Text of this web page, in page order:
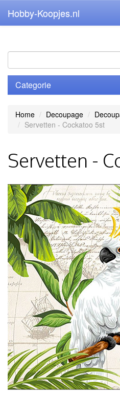
Hobby-Koopjes.nl
Categorie
Home Decoupage
Servetten - Cockatoo 5st
Servetten -